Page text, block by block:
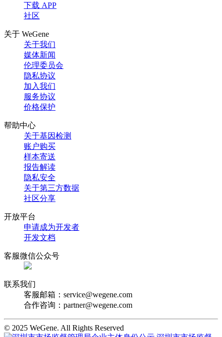
下载 APP
社区
关于 WeGene
关于我们
媒体新闻
伦理委员会
隐私协议
加入我们
服务协议
价格保护
帮助中心
关于基因检测
账户购买
样本寄送
报告解读
隐私安全
关于第三方数据
社区分享
开放平台
申请成为开发者
开发文档
客服微信公众号
联系我们
客服邮箱： service@wegene.com
合作咨询： partner@wegene.com
© 2025 WeGene. All Rights Reserved